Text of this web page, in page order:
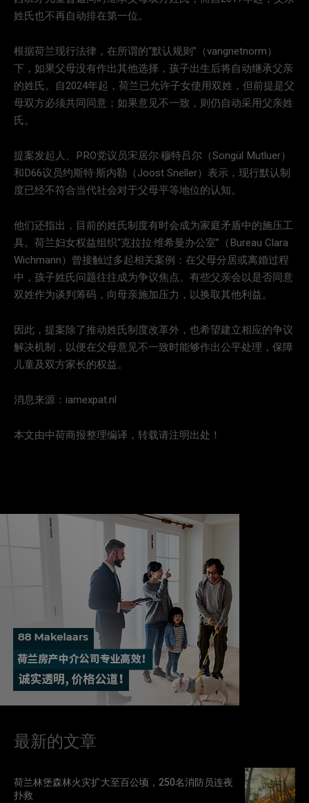
姓氏也不再自动排在第一位。
根据荷兰现行法律，在所谓的“默认规则”（vangnetnorm）
下，如果父母没有作出其他选择，孩子出生后将自动继承父亲
的姓氏。自2024年起，荷兰已允许子女使用双姓，但前提是父
母双方必须共同同意；如果意见不一致，则仍自动采用父亲姓
氏。
提案发起人、PRO党议员宋居尔·穆特吕尔（Songül Mutluer）
和D66议员约斯特·斯内勒（Joost Sneller）表示，现行默认制
度已经不符合当代社会对于父母平等地位的认知。
他们还指出，目前的姓氏制度有时会成为家庭矛盾中的施压工
具。荷兰妇女权益组织“克拉拉·维希曼办公室”（Bureau Clara
Wichmann）曾接触过多起相关案例：在父母分居或离婚过程
中，孩子姓氏问题往往成为争议焦点。有些父亲会以是否同意
双姓作为谈判筹码，向母亲施加压力，以换取其他利益。
因此，提案除了推动姓氏制度改革外，也希望建立相应的争议
解决机制，以便在父母意见不一致时能够作出公平处理，保障
儿童及双方家长的权益。
消息来源：iamexpat.nl
本文由中荷商报整理编译，转载请注明出处！
最新的文章
荷兰林堡森林火灾扩大至百公顷，250名消防员连夜
扑救